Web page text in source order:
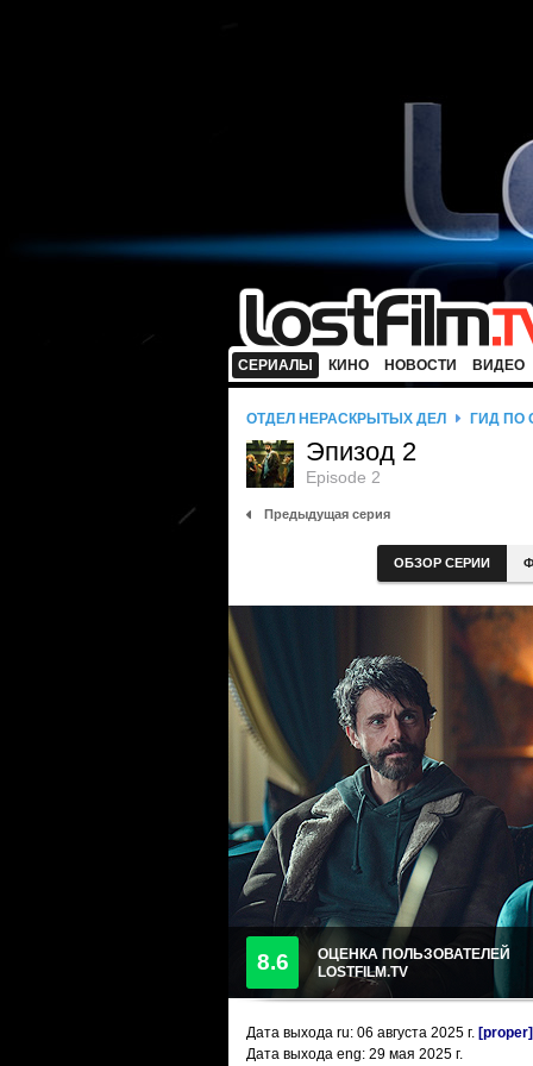
СЕРИАЛЫ КИНО НОВОСТИ ВИДЕО
ОТДЕЛ НЕРАСКРЫТЫХ ДЕЛ ГИД ПО
Эпизод 2
Episode 2
Предыдущая серия
ОБЗОР СЕРИИ
8.6
ОЦЕНКА ПОЛЬЗОВАТЕЛЕЙ
LOSTFILM.TV
Дата выхода ru: 06 августа 2025 г. [proper]
Дата выхода eng: 29 мая 2025 г.